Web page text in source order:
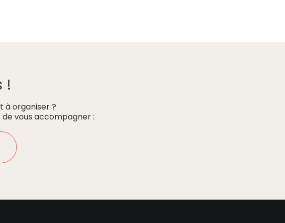
!
à organiser ?
vous accompagner :